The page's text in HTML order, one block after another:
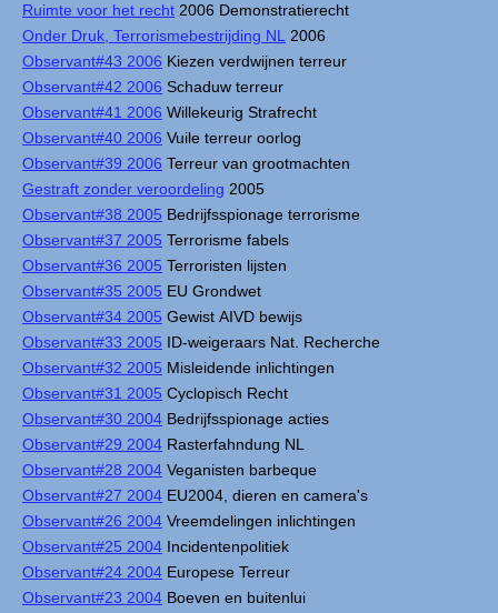
Ruimte voor het recht 2006 Demonstratierecht
Onder Druk, Terrorismebestrijding NL
2006
Observant#43 2006 Kiezen verdwijnen terreur
Observant#42 2006 Schaduw terreur
Observant#41 2006 Willekeurig Strafrecht
Observant#40 2006 Vuile terreur oorlog
Observant#39 2006 Terreur van grootmachten
Gestraft zonder veroordeling 2005
Observant#38 2005 Bedrijfsspionage terrorisme
Observant#37 2005 Terrorisme fabels
Observant#36 2005 Terroristen lijsten
Observant#35 2005 EU Grondwet
Observant#34 2005 Gewist AIVD bewijs
Observant#33 2005 ID-weigeraars Nat. Recherche
Observant#32 2005 Misleidende inlichtingen
Observant#31 2005 Cyclopisch Recht
Observant#30 2004 Bedrijfsspionage acties
Observant#29 2004 Rasterfahndung NL
Observant#28 2004 Veganisten barbeque
Observant#27 2004 EU2004, dieren en camera's
Observant#26 2004 Vreemdelingen inlichtingen
Observant#25 2004 Incidentenpolitiek
Observant#24 2004 Europese Terreur
Observant#23 2004 Boeven en buitenlui